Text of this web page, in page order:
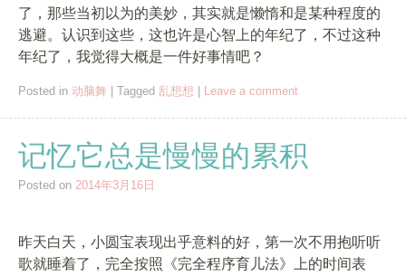
了，那些当初以为的美妙，其实就是懒惰和是某种程度的
逃避。认识到这些，这也许是心智上的年纪了，不过这种
年纪了，我觉得大概是一件好事情吧？
Posted in 动脑舞 Tagged 乱想想 Leave a comment
记忆它总是慢慢的累积
Posted on 2014年3月16日
昨天白天，小圆宝表现出乎意料的好，第一次不用抱听听
歌就睡着了，完全按照《完全程序育儿法》上的时间表